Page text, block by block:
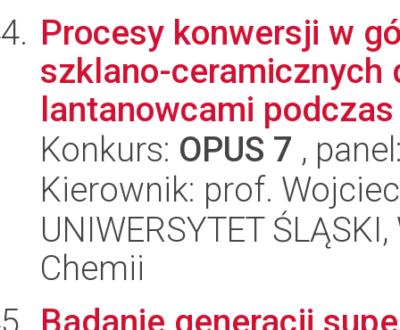
Procesy konwersji w
szklano-ceramicznych
lantanowcami
Konkurs: OPUS 7 ,
Kierownik: prof.
UNIWERSYTET
Chemii
Badanie generacji